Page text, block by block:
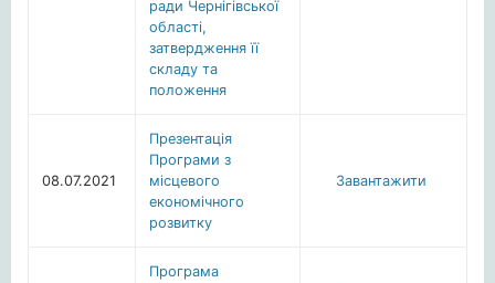
ради Чернігівської
області,
затвердження її
складу та
положення
08.07.2021
Презентація
Програми з
місцевого
економічного
розвитку
Завантажити
Програма